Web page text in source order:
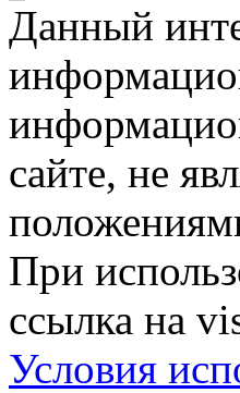
Данный
сайте, не
При
ссылка на
Условия